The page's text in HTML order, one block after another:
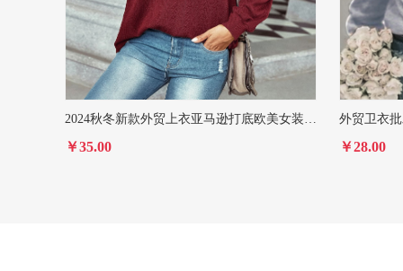
￥35.00 ￥28.00